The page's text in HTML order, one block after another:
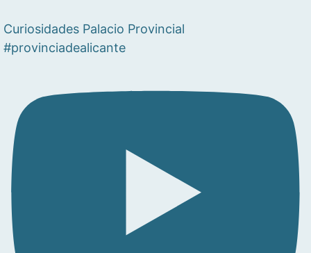
Curiosidades Palacio Provincial
#provinciadealicante